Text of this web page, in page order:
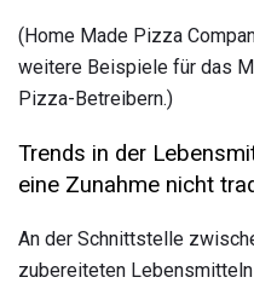
(Home Made Pizza
weitere Beispiele für das
Pizza-Betreibern.)
Trends in der
eine Zunahme nicht
An der Schnittstelle
zubereiteten